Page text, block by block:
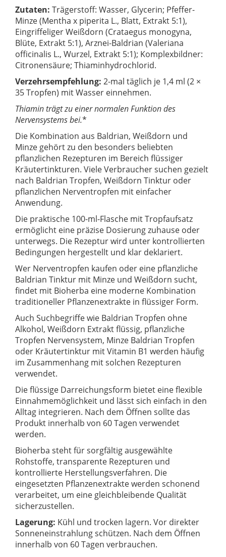
Zutaten: Trägerstoff: Wasser, Glycerin; Pfeffer-
Minze (Mentha x piperita L., Blatt, Extrakt 5:1),
Eingriffeliger Weißdorn (Crataegus monogyna,
Blüte, Extrakt 5:1), Arznei-Baldrian (Valeriana
officinalis L., Wurzel, Extrakt 5:1); Komplexbildner:
Citronensäure; Thiaminhydrochlorid.
Verzehrsempfehlung: 2-mal täglich je 1,4 ml (2 ×
35 Tropfen) mit Wasser einnehmen.
Thiamin trägt zu einer normalen Funktion des
Nervensystems bei.*
Die Kombination aus Baldrian, Weißdorn und
Minze gehört zu den besonders beliebten
pflanzlichen Rezepturen im Bereich flüssiger
Kräutertinkturen. Viele Verbraucher suchen gezielt
nach Baldrian Tropfen, Weißdorn Tinktur oder
pflanzlichen Nerventropfen mit einfacher
Anwendung.
Die praktische 100-ml-Flasche mit Tropfaufsatz
ermöglicht eine präzise Dosierung zuhause oder
unterwegs. Die Rezeptur wird unter kontrollierten
Bedingungen hergestellt und klar deklariert.
Wer Nerventropfen kaufen oder eine pflanzliche
Baldrian Tinktur mit Minze und Weißdorn sucht,
findet mit Bioherba eine moderne Kombination
traditioneller Pflanzenextrakte in flüssiger Form.
Auch Suchbegriffe wie Baldrian Tropfen ohne
Alkohol, Weißdorn Extrakt flüssig, pflanzliche
Tropfen Nervensystem, Minze Baldrian Tropfen
oder Kräutertinktur mit Vitamin B1 werden häufig
im Zusammenhang mit solchen Rezepturen
verwendet.
Die flüssige Darreichungsform bietet eine flexible
Einnahmemöglichkeit und lässt sich einfach in den
Alltag integrieren. Nach dem Öffnen sollte das
Produkt innerhalb von 60 Tagen verwendet
werden.
Bioherba steht für sorgfältig ausgewählte
Rohstoffe, transparente Rezepturen und
kontrollierte Herstellungsverfahren. Die
eingesetzten Pflanzenextrakte werden schonend
verarbeitet, um eine gleichbleibende Qualität
sicherzustellen.
Lagerung: Kühl und trocken lagern. Vor direkter
Sonneneinstrahlung schützen. Nach dem Öffnen
innerhalb von 60 Tagen verbrauchen.